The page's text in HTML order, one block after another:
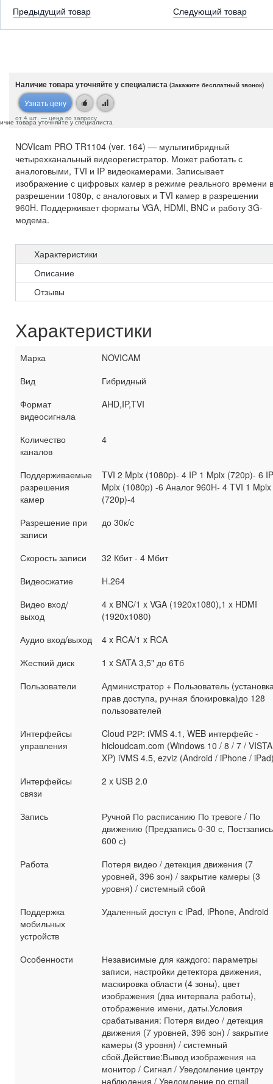
Следующий товар
Предыдущий товар
Наличие товара уточняйте у специалиста (Закажите бесплатный звонок)
Узнать цену
товара уточняйте у специалиста
от 4 шт. — цена по запросу
NOVIcam PRO TR1104 (ver. 164) — мультигибридный
четырехканальный видеорегистратор. Может работать с
аналоговыми, TVI и IP видеокамерами. Записывает
изображение с цифровых камер в режиме реального времени в
разрешении 1080р, с аналоговых и TVI камер в разрешении
960H. Поддерживает форматы VGA, HDMI, BNC и работу 3G-
модема.
Характеристики
Описание
Отзывы
Характеристики
Марка
NOVICAM
Вид
Гибридный
Формат
видеосигнала
AHD,IP,TVI
Количество
каналов
4
Поддерживаемые
разрешения
камер
TVI 2 Mpix (1080p)- 4 IP 1 Mpix (720p)- 6
Mpix (1080p) -6 Аналог 960H- 4 TVI 1 Mpix
(720p)-4
Разрешение при
записи
до 30к/с
Скорость записи
32 Кбит - 4 Мбит
Видеосжатие
H.264
Видео вход/
выход
4 x BNC/1 x VGA (1920x1080),1 x HDMI
(1920x1080)
Аудио вход/выход
4 x RCA/1 x RCA
Жесткий диск
1 x SATA 3,5" до 6Тб
Пользователи
Администратор + Пользователь
прав доступа, ручная блокировка)до 128
пользователей
Интерфейсы
управления
Cloud Р2Р: iVMS 4.1, WEB интерфейс -
hicloudcam.com (Windows 10 / 8 / 7 /
XP) iVMS 4.5, ezviz (Android / iPhone /
Интерфейсы
связи
2 x USB 2.0
Запись
Ручной По расписанию По тревоге / По
движению (Предзапись 0-30 с,
600 с)
Работа
Потеря видео / детекция движения (7
уровней, 396 зон) / закрытие камеры (3
уровня) / системный сбой
Поддержка
мобильных
устройств
Удаленный доступ с iPad, iPhone, Android
Особенности
Независимые для каждого: параметры
записи, настройки детектора движения,
маскировка области (4 зоны), цвет
изображения (два интервала работы),
отображение имени, даты.Условия
срабатывания: Потеря видео / детекция
движения (7 уровней, 396 зон) / закрытие
камеры (3 уровня) / системный
сбой.Действие:Вывод изображения на
монитор / Сигнал / Уведомление центру
наблюдения / Уведомление по email